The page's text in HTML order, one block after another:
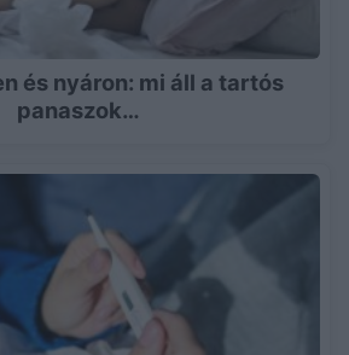
és nyáron: mi áll a tartós
panaszok…